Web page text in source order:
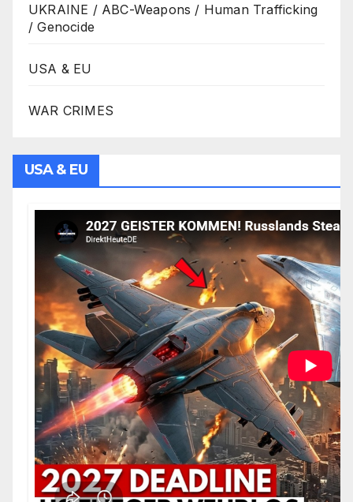
UKRAINE / ABC-Weapons / Human Trafficking
/ Genocide
USA & EU
WAR CRIMES
USA & EU